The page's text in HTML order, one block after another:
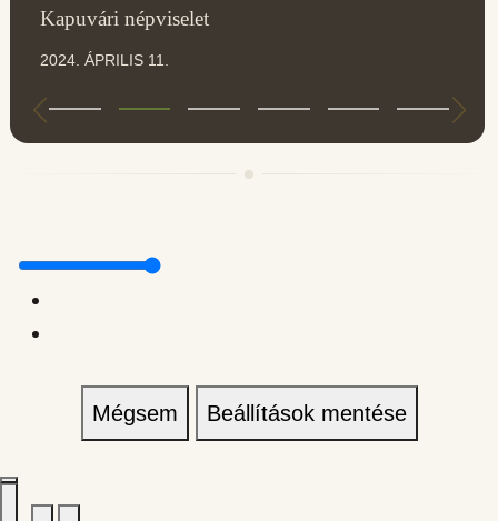
Kapuvári népviselet
2024. ÁPRILIS 11.
Mégsem Beállítások mentése